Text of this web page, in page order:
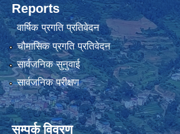
Reports
वार्षिक प्रगति प्रतिवेदन
चौमासिक प्रगति प्रतिवेदन
सार्वजनिक सुनुवाई
सार्वजनिक परीक्षण
सम्पर्क विवरण